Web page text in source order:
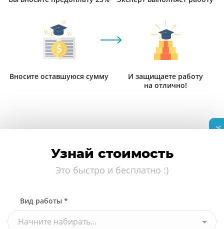
Вносите оставшуюся сумму
И защищаете работу
на отлично!
Узнай стоимость
Это быстро и бесплатно :)
Вид работы *
Начните набирать...